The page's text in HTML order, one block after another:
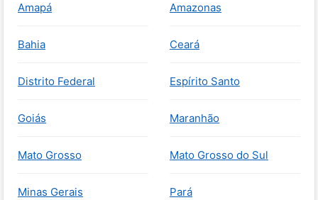
Amapá Amazonas
Bahia Ceará
Distrito Federal Espírito Santo
Goiás Maranhão
Mato Grosso Mato Grosso do Sul
Minas Gerais Pará